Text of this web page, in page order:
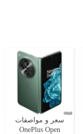
سعر و مواصفات
OnePlus Open